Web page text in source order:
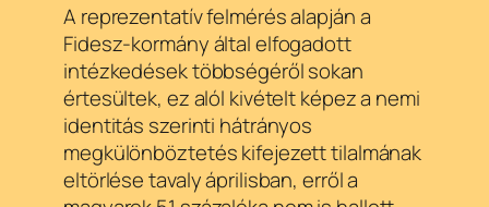
A reprezentatív felmérés alapján a
Fidesz-kormány által elfogadott
intézkedések többségéről sokan
értesültek, ez alól kivételt képez a nemi
identitás szerinti hátrányos
megkülönböztetés kifejezett tilalmának
eltörlése tavaly áprilisban, erről a